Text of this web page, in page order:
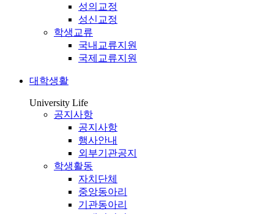
성의교정
성신교정
학생교류
국내교류지원
국제교류지원
대학생활
University Life
공지사항
공지사항
행사안내
외부기관공지
학생활동
자치단체
중앙동아리
기관동아리